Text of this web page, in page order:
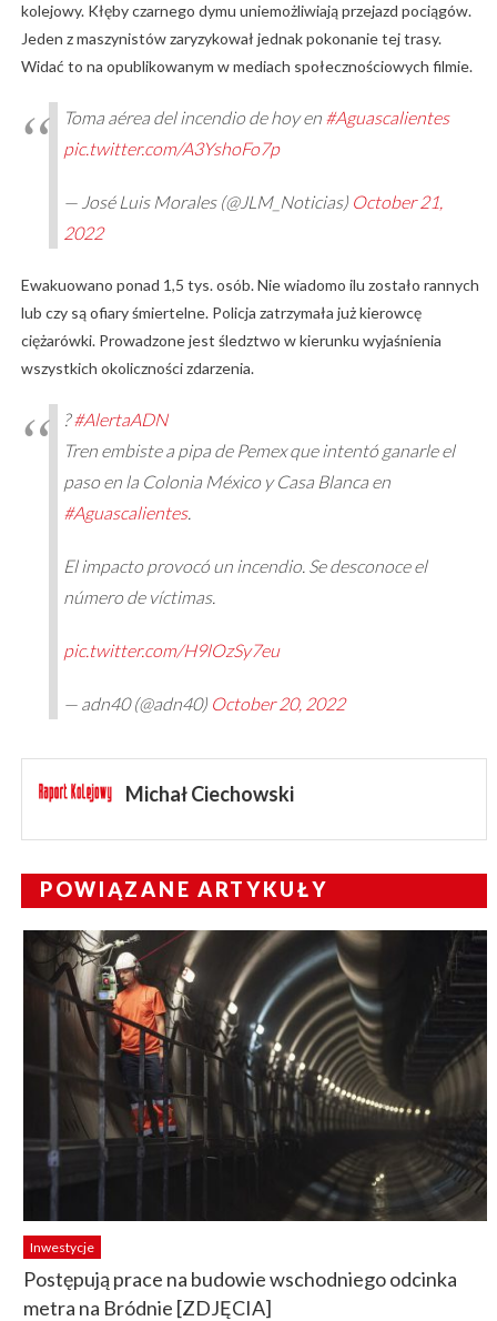
kolejowy. Kłęby czarnego dymu uniemożliwiają przejazd pociągów.
Jeden z maszynistów zaryzykował jednak pokonanie tej trasy.
Widać to na opublikowanym w mediach społecznościowych filmie.
Toma aérea del incendio de hoy en #Aguascalientes
pic.twitter.com/A3YshoFo7p
— José Luis Morales (@JLM_Noticias) October 21,
2022
Ewakuowano ponad 1,5 tys. osób. Nie wiadomo ilu zostało rannych
lub czy są ofiary śmiertelne. Policja zatrzymała już kierowcę
ciężarówki. Prowadzone jest śledztwo w kierunku wyjaśnienia
wszystkich okoliczności zdarzenia.
?#AlertaADN
Tren embiste a pipa de Pemex que intentó ganarle el
paso en la Colonia México y Casa Blanca en
#Aguascalientes.
El impacto provocó un incendio. Se desconoce el
número de víctimas.
pic.twitter.com/H9lOzSy7eu
— adn40 (@adn40) October 20, 2022
Michał Ciechowski
POWIĄZANE ARTYKUŁY
Inwestycje
Postępują prace na budowie wschodniego odcinka
metra na Bródnie [ZDJĘCIA]